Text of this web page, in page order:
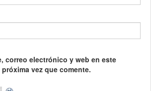
correo electrónico y web en este
vez que comente.